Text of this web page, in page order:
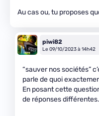
Au cas ou, tu proposes
piwi82
Le 09/10/2023 à 14h42
“sauver nos sociétés”
parle de quoi
En posant cette
de réponses différentes.